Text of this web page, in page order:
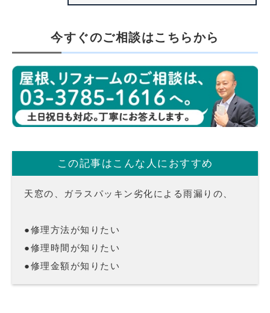
今すぐのご相談はこちらから
この記事はこんな人におすすめ
天窓の、ガラスパッキン劣化による雨漏りの、
●修理方法が知りたい
●修理時間が知りたい
●修理金額が知りたい